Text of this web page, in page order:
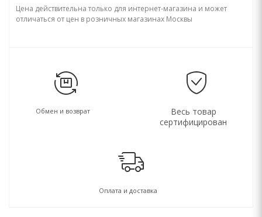
Цена действительна только для интернет-магазина и может
отличаться от цен в розничных магазинах Москвы
Обмен и возврат
Весь товар
сертифицирован
Оплата и доставка